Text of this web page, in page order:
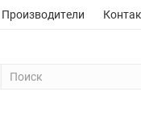
Производители